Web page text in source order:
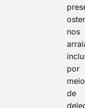
nos
por
meio
de